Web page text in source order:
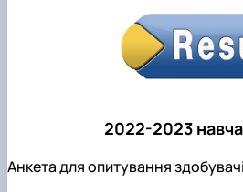
2022-2023
Анкета для опитування